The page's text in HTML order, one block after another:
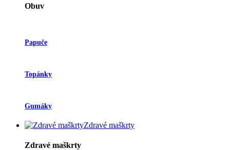
Obuv
Papuče
Topánky
Gumáky
Zdravé maškrty
Zdravé maškrty